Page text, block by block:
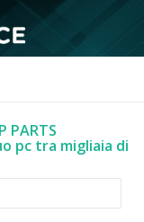
PARTS
pc tra migliaia di